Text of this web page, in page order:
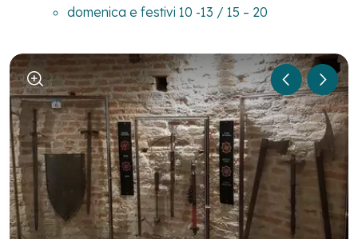
domenica e festivi 10 -13 / 15 – 20